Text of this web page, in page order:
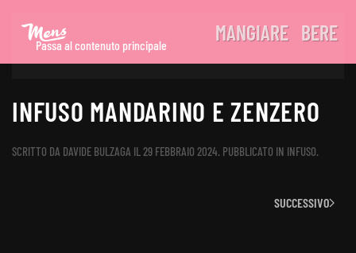
Passa al contenuto principale
MANGIARE BERE
INFUSO MANDARINO E ZENZERO
SCRITTO DA DAVIDE BULZAGA IL 29 FEBBRAIO 2024. PUBBLICATO IN INFUSO.
SUCCESSIVO